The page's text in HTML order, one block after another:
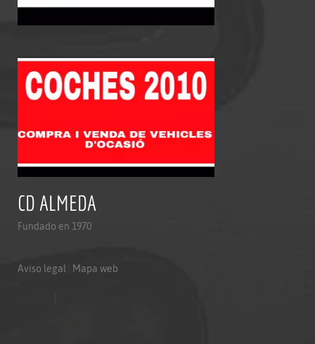
CD ALMEDA
Fundado en 1970
Aviso legal Mapa web